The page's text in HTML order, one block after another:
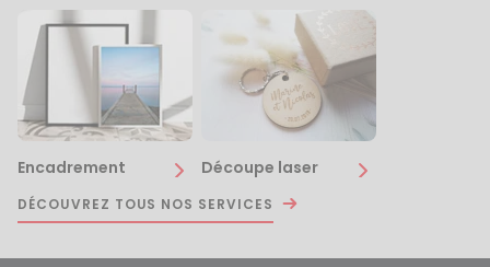
Encadrement Découpe laser
DÉCOUVREZ TOUS NOS SERVICES